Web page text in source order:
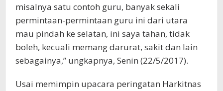
misalnya satu contoh guru, banyak sekali
permintaan-permintaan guru ini dari utara
mau pindah ke selatan, ini saya tahan, tidak
boleh, kecuali memang darurat, sakit dan lain
sebagainya,” ungkapnya, Senin (22/5/2017).
Usai memimpin upacara peringatan Harkitnas